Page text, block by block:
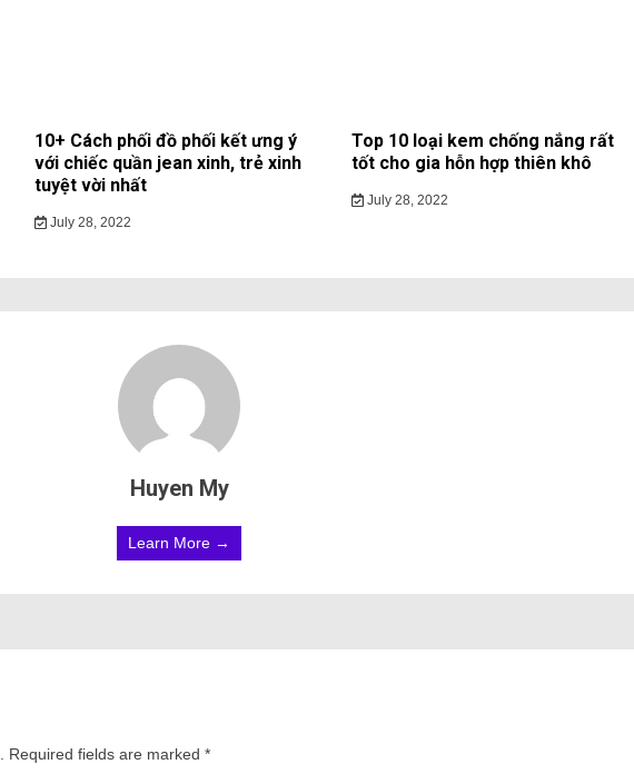
10+ Cách phối đồ phối kết ưng ý
với chiếc quần jean xinh, trẻ xinh
tuyệt vời nhất
July 28, 2022
Top 10 loại kem chống nắng rất
tốt cho gia hỗn hợp thiên khô
July 28, 2022
Huyen My
Learn More →
Required fields are marked *